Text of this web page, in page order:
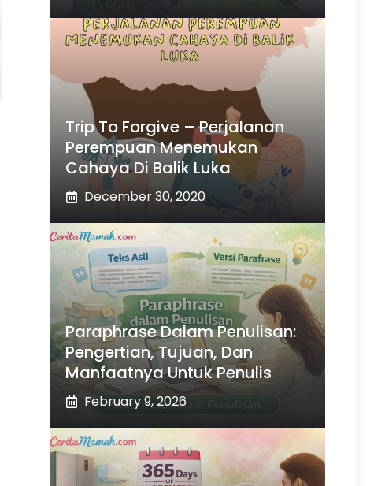
Trip To Forgive – Perjalanan
Perempuan Menemukan
Cahaya Di Balik Luka
December 30, 2020
Paraphrase Dalam Penulisan:
Pengertian, Tujuan, Dan
Manfaatnya Untuk Penulis
February 9, 2026